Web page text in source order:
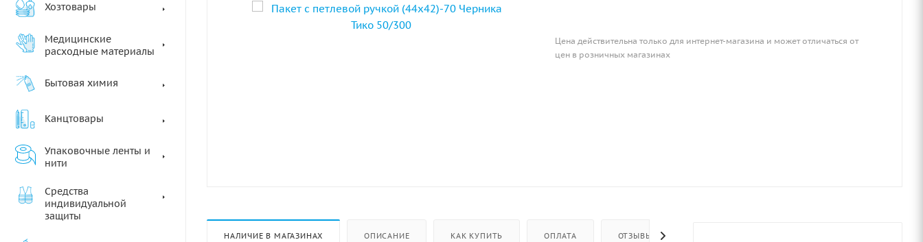
Хозтовары
Медицинские
расходные материалы
Бытовая химия
Канцтовары
Упаковочные ленты и
нити
Средства
индивидуальной
защиты
Цена действительна только для интернет-магазина и может отличаться от
цен в розничных магазинах
НАЛИЧИЕ В МАГАЗИНАХ ОПИСАНИЕ КАК КУПИТЬ ОПЛАТА ОТЗЫВЫ